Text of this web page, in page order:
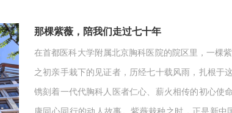
那棵紫薇，陪我们走过七十年
在首都医科大学附属北京胸科医院的院区里，一棵
之初亲手栽下的见证者，历经七十载风雨，扎根于
镌刻着一代代胸科人医者仁心、薪火相传的初心使